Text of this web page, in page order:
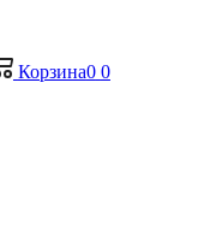
Корзина0 0